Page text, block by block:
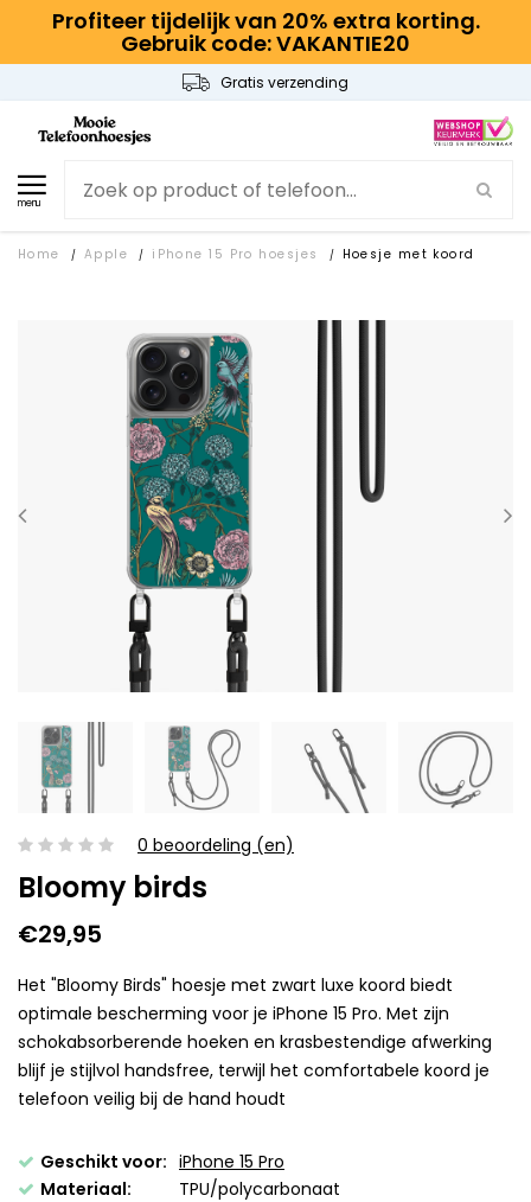
Profiteer tijdelijk van 20% extra korting.
Gebruik code: VAKANTIE20
Gratis verzending
menu
Home / Apple / iPhone 15 Pro hoesjes / Hoesje met koord
0 beoordeling (en)
Bloomy birds
€29,95
Het "Bloomy Birds" hoesje met zwart luxe koord biedt
optimale bescherming voor je iPhone 15 Pro. Met zijn
schokabsorberende hoeken en krasbestendige afwerking
blijf je stijlvol handsfree, terwijl het comfortabele koord je
telefoon veilig bij de hand houdt
Geschikt voor: iPhone 15 Pro
Materiaal:
TPU/polycarbonaat